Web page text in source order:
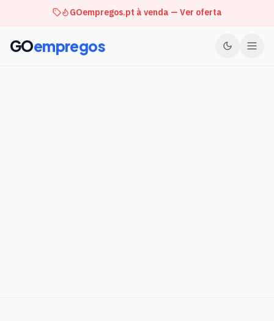
GOempregos.pt à venda — Ver oferta
GOempregos